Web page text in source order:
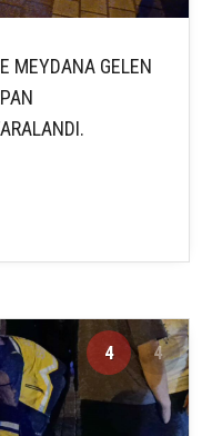
MEYDANA GELEN
4 4